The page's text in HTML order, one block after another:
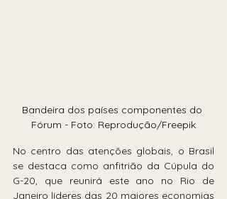
Bandeira dos países componentes do
Fórum - Foto: Reprodução/Freepik
No centro das atenções globais, o Brasil
se destaca como anfitrião da Cúpula do
G-20, que reunirá este ano no Rio de
Janeiro líderes das 20 maiores economias